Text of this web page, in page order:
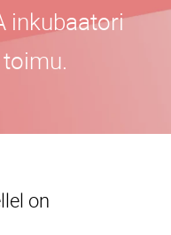
inkubaatori
on